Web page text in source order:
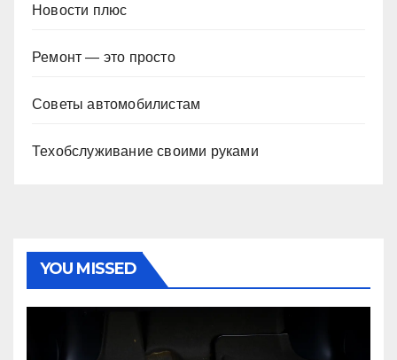
Новости плюс
Ремонт — это просто
Советы автомобилистам
Техобслуживание своими руками
YOU MISSED